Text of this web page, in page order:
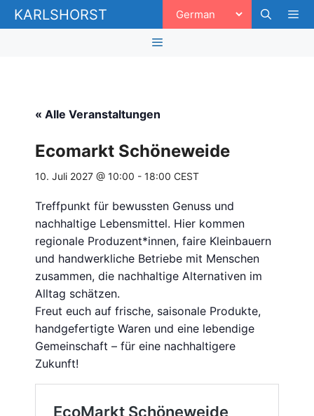
Zum
InhaltKARLSHORST
« Alle Veranstaltungen
Ecomarkt Schöneweide
10. Juli 2027 @ 10:00 - 18:00 CEST
Treffpunkt für bewussten Genuss und
nachhaltige Lebensmittel. Hier kommen
regionale Produzent*innen, faire Kleinbauern
und handwerkliche Betriebe mit Menschen
zusammen, die nachhaltige Alternativen im
Alltag schätzen.
Freut euch auf frische, saisonale Produkte,
handgefertigte Waren und eine lebendige
Gemeinschaft – für eine nachhaltigere
Zukunft!